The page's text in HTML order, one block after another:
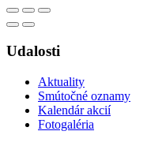
Udalosti
Aktuality
Smútočné oznamy
Kalendár akcií
Fotogaléria